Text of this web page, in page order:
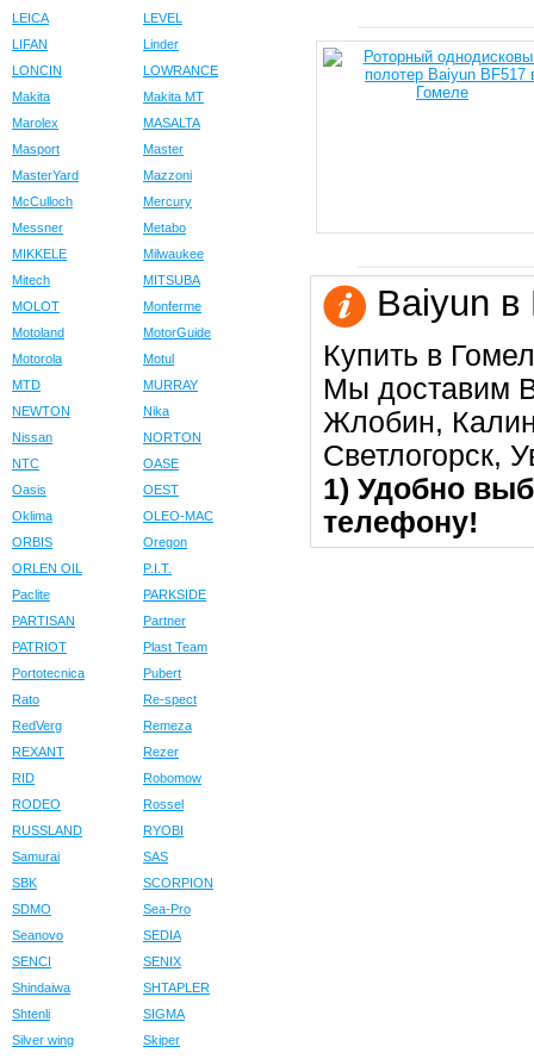
LEICA
LEVEL
LIFAN
Linder
LONCIN
LOWRANCE
Makita
Makita MT
Marolex
MASALTA
Masport
Master
MasterYard
Mazzoni
McCulloch
Mercury
Messner
Metabo
MIKKELE
Milwaukee
Mitech
MITSUBA
MOLOT
Monferme
Motoland
MotorGuide
Motorola
Motul
MTD
MURRAY
NEWTON
Nika
Nissan
NORTON
NTC
OASE
Oasis
OEST
Oklima
OLEO-MAC
ORBIS
Oregon
ORLEN OIL
P.I.T.
Paclite
PARKSIDE
PARTISAN
Partner
PATRIOT
Plast Team
Portotecnica
Pubert
Rato
Re-spect
RedVerg
Remeza
REXANT
Rezer
RID
Robomow
RODEO
Rossel
RUSSLAND
RYOBI
Samurai
SAS
SBK
SCORPION
SDMO
Sea-Pro
Seanovo
SEDIA
SENCI
SENIX
Shindaiwa
SHTAPLER
Shtenli
SIGMA
Silver wing
Skiper
Baiyun в
Купить в
Мы доставим
Жлобин,
Светлогорск,
1) Удобно
телефону!